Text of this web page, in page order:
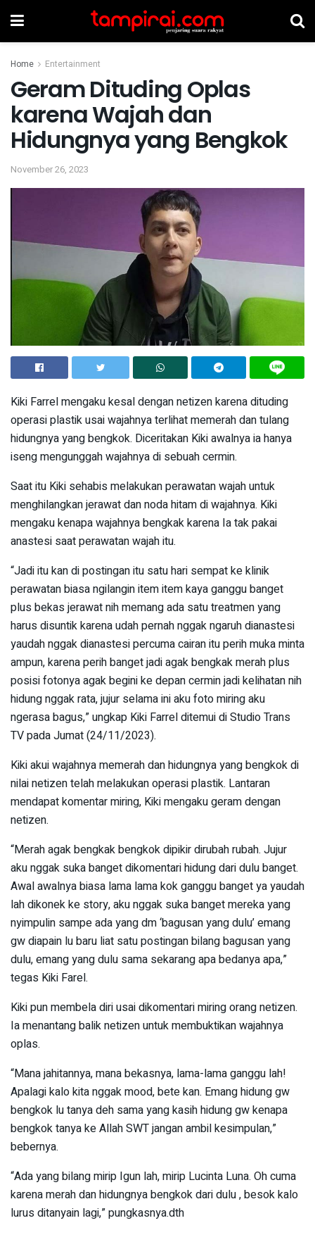
Home Entertainment
Geram Dituding Oplas
karena Wajah dan
Hidungnya yang Bengkok
November 26, 2023
Kiki Farrel mengaku kesal dengan netizen karena dituding
operasi plastik usai wajahnya terlihat memerah dan tulang
hidungnya yang bengkok. Diceritakan Kiki awalnya ia hanya
iseng mengunggah wajahnya di sebuah cermin.
Saat itu Kiki sehabis melakukan perawatan wajah untuk
menghilangkan jerawat dan noda hitam di wajahnya. Kiki
mengaku kenapa wajahnya bengkak karena Ia tak pakai
anastesi saat perawatan wajah itu.
“Jadi itu kan di postingan itu satu hari sempat ke klinik
perawatan biasa ngilangin item item kaya ganggu banget
plus bekas jerawat nih memang ada satu treatmen yang
harus disuntik karena udah pernah nggak ngaruh dianastesi
yaudah nggak dianastesi percuma cairan itu perih muka minta
ampun, karena perih banget jadi agak bengkak merah plus
posisi fotonya agak begini ke depan cermin jadi kelihatan nih
hidung nggak rata, jujur selama ini aku foto miring aku
ngerasa bagus,” ungkap Kiki Farrel ditemui di Studio Trans
TV pada Jumat (24/11/2023).
Kiki akui wajahnya memerah dan hidungnya yang bengkok di
nilai netizen telah melakukan operasi plastik. Lantaran
mendapat komentar miring, Kiki mengaku geram dengan
netizen.
“Merah agak bengkak bengkok dipikir dirubah rubah. Jujur
aku nggak suka banget dikomentari hidung dari dulu banget.
Awal awalnya biasa lama lama kok ganggu banget ya yaudah
lah dikonek ke story, aku nggak suka banget mereka yang
nyimpulin sampe ada yang dm ‘bagusan yang dulu’ emang
gw diapain lu baru liat satu postingan bilang bagusan yang
dulu, emang yang dulu sama sekarang apa bedanya apa,”
tegas Kiki Farel.
Kiki pun membela diri usai dikomentari miring orang netizen.
Ia menantang balik netizen untuk membuktikan wajahnya
oplas.
“Mana jahitannya, mana bekasnya, lama-lama ganggu lah!
Apalagi kalo kita nggak mood, bete kan. Emang hidung gw
bengkok lu tanya deh sama yang kasih hidung gw kenapa
bengkok tanya ke Allah SWT jangan ambil kesimpulan,”
bebernya.
“Ada yang bilang mirip Igun lah, mirip Lucinta Luna. Oh cuma
karena merah dan hidungnya bengkok dari dulu , besok kalo
lurus ditanyain lagi,” pungkasnya.dth